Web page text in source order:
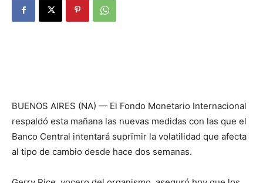
BUENOS AIRES (NA) — El Fondo Monetario Internacional
respaldó esta mañana las nuevas medidas con las que el
Banco Central intentará suprimir la volatilidad que afecta
al tipo de cambio desde hace dos semanas.